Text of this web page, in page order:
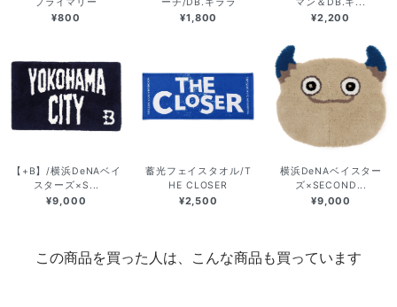
¥800 ¥1,800 ¥2,200
【+B】/横浜DeNAベイ
スターズ×S...
¥9,000
蓄光フェイスタオル/T
HE CLOSER
¥2,500
横浜DeNAベイスター
ズ×SECOND...
¥9,000
この商品を買った人は、こんな商品も買っています